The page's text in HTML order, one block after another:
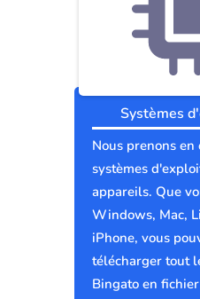
Systèmes
Nous prenons en
systèmes
appareils. Que
Windows, Mac,
iPhone, vous
télécharger tout
Bingato en